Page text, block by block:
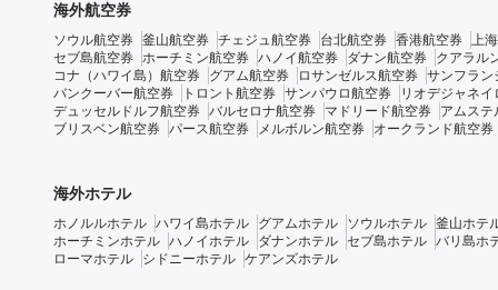
海外航空券
ソウル航空券 釜山航空券 チェジュ航空券 台北航空券 香港航空券 上
セブ島航空券 ホーチミン航空券 ハノイ航空券 ダナン航空券
クアラル
コナ（ハワイ島）航空券
グアム航空券 ロサンゼルス航空券 サンフラン
バンクーバー航空券
トロント航空券 サンパウロ航空券
リオデジャネイ
デュッセルドルフ航空券 バルセロナ航空券 マドリード航空券
アムステ
ブリスベン航空券 パース航空券 メルボルン航空券 オークランド航空券
海外ホテル
ホノルルホテル ハワイ島ホテル グアムホテル ソウルホテル 釜山ホテ
ホーチミンホテル ハノイホテル ダナンホテル セブ島ホテル バリ島ホ
ローマホテル
シドニーホテル ケアンズホテル